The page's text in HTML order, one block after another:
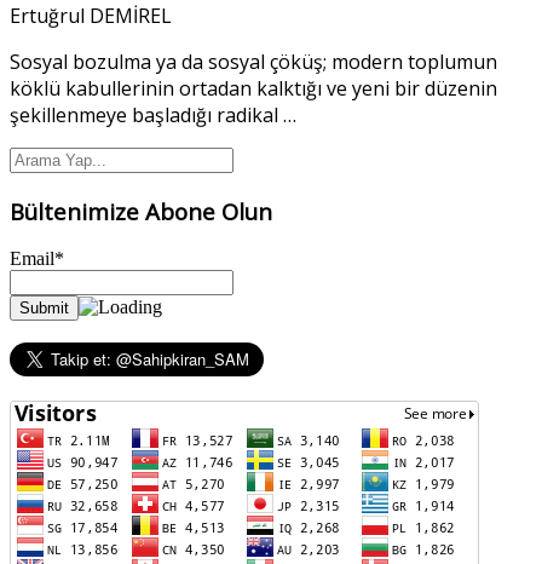
Ertuğrul DEMİREL
Sosyal bozulma ya da sosyal çöküş; modern toplumun
köklü kabullerinin ortadan kalktığı ve yeni bir düzenin
şekillenmeye başladığı radikal …
Bültenimize Abone Olun
Email*